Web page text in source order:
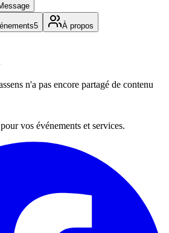
5 À propos
n'a pas encore partagé de contenu
vos événements et services.